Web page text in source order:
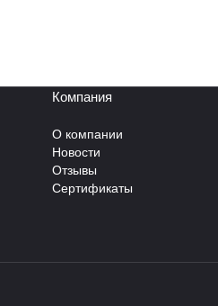
Компания
О компании
Новости
Отзывы
Сертификаты